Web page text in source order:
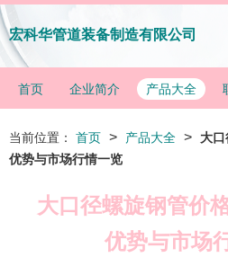
宏科华管道装备制造有限公司
首页 企业简介 产品大全
当前位置： 首页 > 产品大全 >
大
优势与市场行情一览
大口径螺旋钢管价
优势与市场